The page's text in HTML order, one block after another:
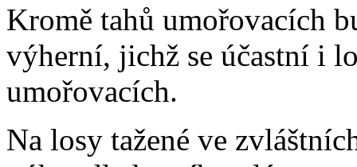
Kromě tahů umořovacích
výherní, jichž se účastní i
umořovacích.
Na losy tažené ve